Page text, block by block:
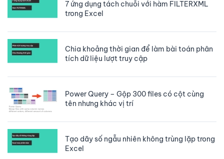
7 ứng dụng tách chuỗi với hàm FILTERXML
trong Excel
Chia khoảng thời gian để làm bài toán phân
tích dữ liệu lượt truy cập
Power Query – Gộp 300 files có cột cùng
tên nhưng khác vị trí
Tạo dãy số ngẫu nhiên không trùng lặp trong
Excel